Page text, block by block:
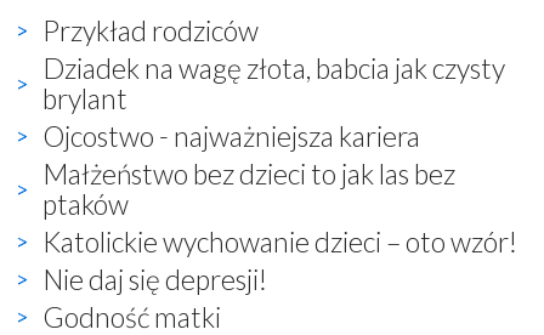
Przykład rodziców
Dziadek na wagę złota, babcia jak czysty
brylant
Ojcostwo - najważniejsza kariera
Małżeństwo bez dzieci to jak las bez
ptaków
Katolickie wychowanie dzieci – oto wzór!
Nie daj się depresji!
Godność matki